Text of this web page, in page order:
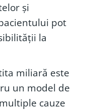
și
pot
la
miliară este
un model de
cauze